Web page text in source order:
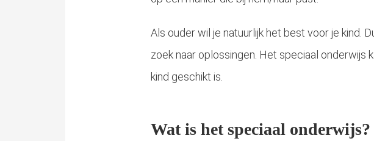
Als ouder wil je natuurlijk het best voor je kind.
zoek naar oplossingen. Het speciaal onderwijs
kind geschikt is.
Wat is het speciaal onderwijs?